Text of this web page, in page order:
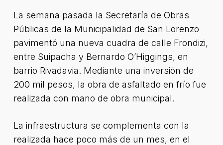
La semana pasada la Secretaría de Obras
Públicas de la Municipalidad de San Lorenzo
pavimentó una nueva cuadra de calle Frondizi,
entre Suipacha y Bernardo O’Higgings, en
barrio Rivadavia. Mediante una inversión de
200 mil pesos, la obra de asfaltado en frío fue
realizada con mano de obra municipal.
La infraestructura se complementa con la
realizada hace poco más de un mes, en el